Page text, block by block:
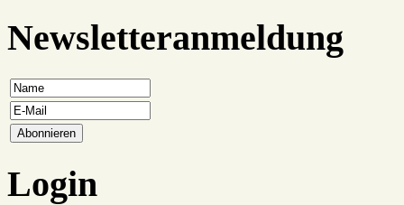
Newsletteranmeldung
Login